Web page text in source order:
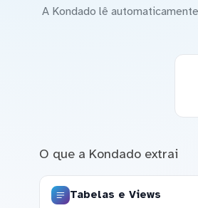
A Kondado lê
O que a Kondado extrai
Tabelas e Views